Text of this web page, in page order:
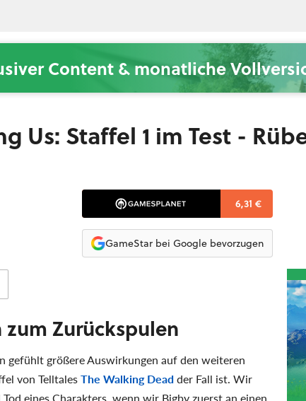
Content & monatliche
Us: Staffel 1 im Test -
6,31 €
GameStar bei Google bevorzugen
Zurückspulen
gefühlt größere Auswirkungen auf den weiteren
von TelltalesThe Walking Deadder Fall ist. Wir